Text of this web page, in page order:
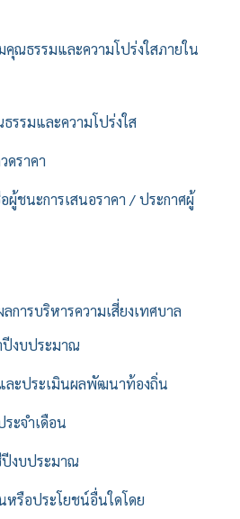
คุณธรรมและความโปร่งใสภายใน
รรมและความโปร่งใส
ดราคา
ผู้ชนะการเสนอราคา / ประกาศผู้
การบริหารความเสี่ยงเทศบาล
ปีงบประมาณ
ละประเมินผลพัฒนาท้องถิ่น
ะจำเดือน
งบประมาณ
หรือประโยชน์อื่นใดโดย